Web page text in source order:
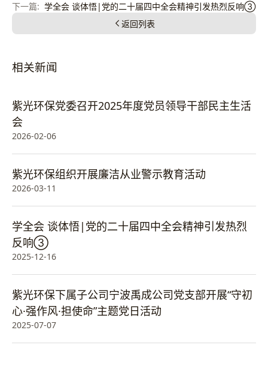
学全会 谈体悟|党的二十届四中全会精神引发热烈反响③
返回列表
相关新闻
紫光环保党委召开2025年度党员领导干部民主生活
会
2026-02-06
紫光环保组织开展廉洁从业警示教育活动
2026-03-11
学全会 谈体悟|党的二十届四中全会精神引发热烈
反响③
2025-12-16
紫光环保下属子公司宁波禹成公司党支部开展“守初
心·强作风·担使命”主题党日活动
2025-07-07